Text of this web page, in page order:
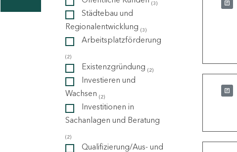
(3)
Städtebau und
Regionalentwicklung (3)
Arbeitsplatzförderung
(2)
Existenzgründung (2)
Investieren und
Wachsen (2)
Investitionen in
Sachanlagen und Beratung
(2)
Qualifizierung/Aus- und